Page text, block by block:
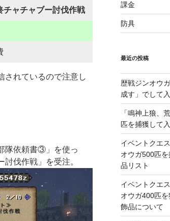
チャチャブー討伐作戦
されているので注意し
隊依頼書③」を使っ
伐作戦」を受注。
課金
防具
最近の投稿
歴戦ジンオウ
成す」でして
「鳴神上狼、
匹を捕獲して
イベントクエ
オウガ500匹
品リスト
イベントクエ
オウガ400匹
飾品について